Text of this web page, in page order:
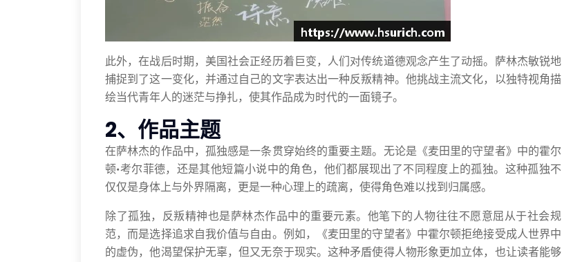
此外，在战后时期，美国社会正经历着巨变，人们对传统道德观念产生了动摇。萨林杰敏锐地
捕捉到了这一变化，并通过自己的文字表达出一种反叛精神。他挑战主流文化，以独特视角描
绘当代青年人的迷茫与挣扎，使其作品成为时代的一面镜子。
2、作品主题
在萨林杰的作品中，孤独感是一条贯穿始终的重要主题。无论是《麦田里的守望者》中的霍尔
顿·考尔菲德，还是其他短篇小说中的角色，他们都展现出了不同程度上的孤独。这种孤独不
仅仅是身体上与外界隔离，更是一种心理上的疏离，使得角色难以找到归属感。
除了孤独，反叛精神也是萨林杰作品中的重要元素。他笔下的人物往往不愿意屈从于社会规
范，而是选择追求自我价值与自由。例如，《麦田里的守望者》中霍尔顿拒绝接受成人世界中
的虚伪，他渴望保护无辜，但又无奈于现实。这种矛盾使得人物形象更加立体，也让读者能够